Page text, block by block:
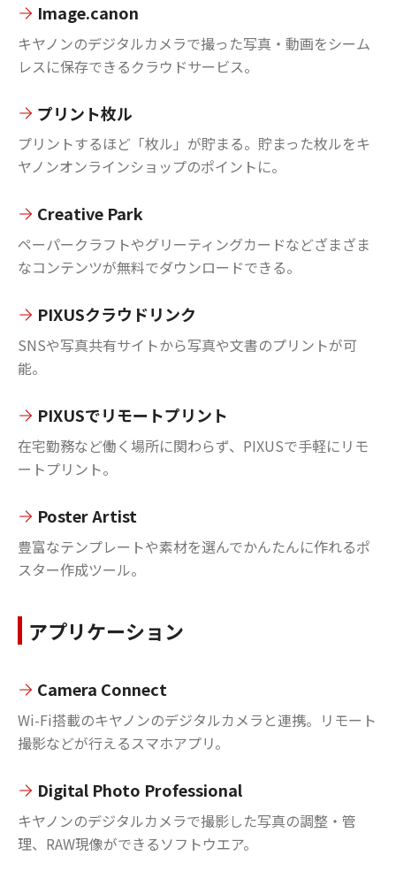
Image.canon
キヤノンのデジタルカメラで撮った写真・動画をシーム
レスに保存できるクラウドサービス。
プリント枚ル
プリントするほど「枚ル」が貯まる。貯まった枚ルをキ
ヤノンオンラインショップのポイントに。
Creative Park
ペーパークラフトやグリーティングカードなどざまざま
なコンテンツが無料でダウンロードできる。
PIXUSクラウドリンク
SNSや写真共有サイトから写真や文書のプリントが可
能。
PIXUSでリモートプリント
在宅勤務など働く場所に関わらず、PIXUSで手軽にリモ
ートプリント。
Poster Artist
豊富なテンプレートや素材を選んでかんたんに作れるポ
スター作成ツール。
アプリケーション
Camera Connect
Wi-Fi搭載のキヤノンのデジタルカメラと連携。リモート
撮影などが行えるスマホアプリ。
Digital Photo Professional
キヤノンのデジタルカメラで撮影した写真の調整・管
理、RAW現像ができるソフトウエア。